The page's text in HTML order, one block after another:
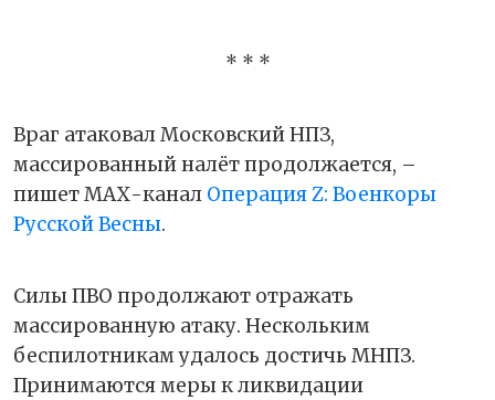
* * *
Враг атаковал Московский НПЗ,
массированный налёт продолжается, –
пишет МАХ-канал Операция Z: Военкоры
Русской Весны.
Силы ПВО продолжают отражать
массированную атаку. Нескольким
беспилотникам удалось достичь МНПЗ.
Принимаются меры к ликвидации